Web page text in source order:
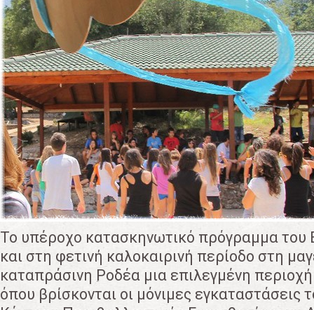
Το υπέροχο κατασκηνωτικό πρόγραμμα του
και στη φετινή καλοκαιρινή περίοδο στη
καταπράσινη Ροδέα μια επιλεγμένη
όπου βρίσκονται οι μόνιμες εγκαταστάσεις